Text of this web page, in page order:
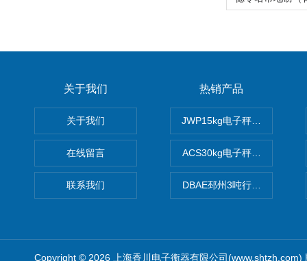
关于我们
关于我们
在线留言
联系我们
热销产品
JWP15kg电子秤价格,15公
ACS30kg电子秤价格,30公
DBAE邳州3吨行车电子吊秤
Copyright © 2026 上海香川电子衡器有限公司(www.shtzh.com)